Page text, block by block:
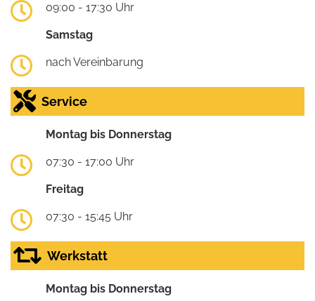
09:00 - 17:30 Uhr
Samstag
nach Vereinbarung
Service
Montag bis Donnerstag
07:30 - 17:00 Uhr
Freitag
07:30 - 15:45 Uhr
Werkstatt
Montag bis Donnerstag